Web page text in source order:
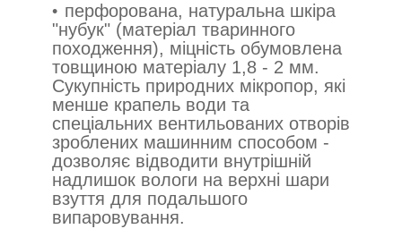
перфорована, натуральна шкіра
"нубук" (матеріал тваринного
походження), міцність обумовлена
товщиною матеріалу 1,8 - 2 мм.
Сукупність природних мікропор, які
менше крапель води та
спеціальних вентильованих отворів
зроблених машинним способом -
дозволяє відводити внутрішній
надлишок вологи на верхні шари
взуття для подальшого
випаровування.